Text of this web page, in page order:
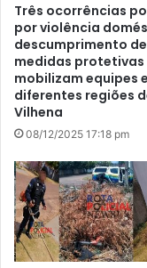
Três ocorrências
por violência
descumprimento de
medidas protetivas
mobilizam equipes
diferentes regiões
Vilhena
08/12/2025 17:18 pm